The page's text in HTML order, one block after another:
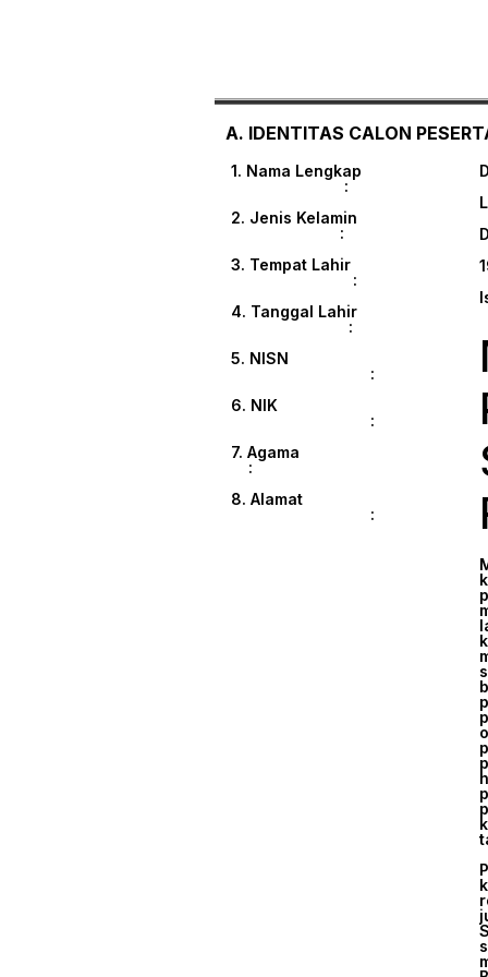
A. IDENTITAS CALON
1. Nama Lengkap
:
2. Jenis Kelamin
:
3. Tempat Lahir
:
4. Tanggal Lahir
:
5. NISN
:
6. NIK
:
7. Agama
:
8. Alamat
: